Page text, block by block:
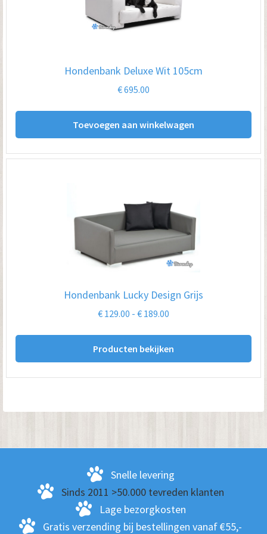
Hondenbank Deluxe Wit 105cm
€695.00
Toevoegen aan winkelwagen
Hondenbank Lucky Design Grijs
€ 129.00 - € 189.00
€ 189.00
Producten bekijken
Snelle levering
Sinds 2011 >50.000 tevreden klanten
Lage bezorgkosten
Gratis verzending bij bestellingen vanaf €55,-